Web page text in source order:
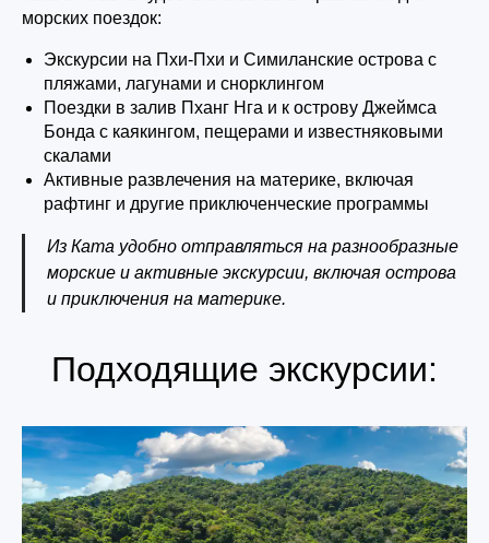
морских поездок:
Экскурсии на Пхи-Пхи и Симиланские острова с
пляжами, лагунами и снорклингом
Поездки в залив Пханг Нга и к острову Джеймса
Бонда с каякингом, пещерами и известняковыми
скалами
Активные развлечения на материке, включая
рафтинг и другие приключенческие программы
Из Ката удобно отправляться на разнообразные
морские и активные экскурсии, включая острова
и приключения на материке.
Подходящие экскурсии: